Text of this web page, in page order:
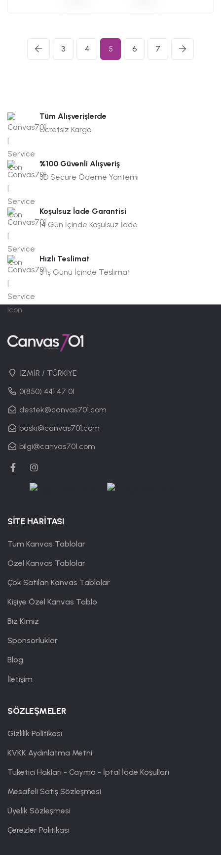
3 4 5 6 7
Tüm Alışverişlerde
Ücretsiz Kargo
%100 Güvenli Alışveriş
3D Secure Ödeme Yöntemi
Koşulsuz İade Garantisi
14 Gün İçinde Koşulsuz İade
Hızlı Teslimat
3 İş Günü İçinde Teslimat
İZMİR / TÜRKİYE
0(850) 441 47 01
destek@canvas701.com
baski@canvas701.com
bilgi@canvas701.com
SİTE HARİTASI
Tüm Kanvas Tablolar
Özel Kanvas Tablolar
Çok Satılan Kanvas Tablolar
Kişiye Özel Kanvas Tablo
Biz Kimiz
Sponsorluklar
Blog
İletişim
SÖZLEŞMELER
Gizlilik Politikası
KVKK Aydınlatma Metni
Tüketici Hakları - Cayma - İptal İade Koşulları
Mesafeli Satış Sözleşmesi
Üyelik Sözleşmesi
Çerezler Politikası